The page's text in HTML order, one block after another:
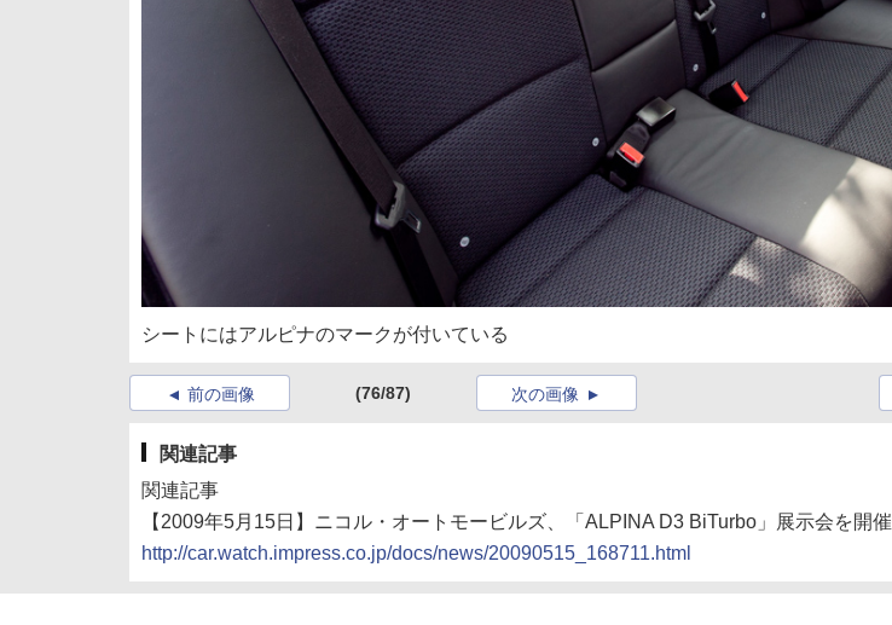
シートにはアルピナのマークが付いている
前の画像 (76/87) 次の画像
関連記事
関連記事
【2009年5月15日】ニコル・オートモービルズ、「ALPINA D3 BiTurbo」展示会を開催
http://car.watch.impress.co.jp/docs/news/20090515_168711.html